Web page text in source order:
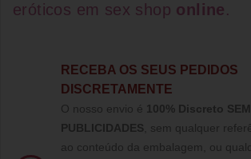
eróticos em sex shop online.
RECEBA OS SEUS PEDIDOS
DISCRETAMENTE
O nosso envio é 100% Discreto
PUBLICIDADES , sem qualquer
ao conteúdo da embalagem, ou